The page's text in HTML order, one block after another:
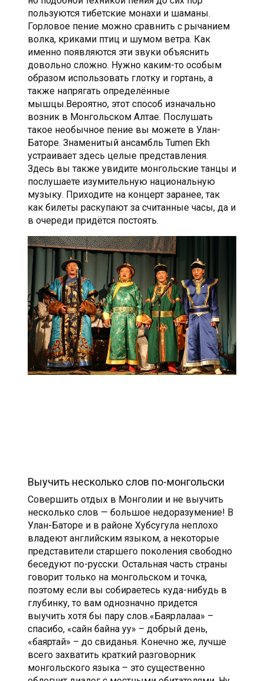
пользуются тибетские монахи и шаманы.
Горловое пение можно сравнить с рычанием
волка, криками птиц и шумом ветра. Как
именно появляются эти звуки объяснить
довольно сложно. Нужно каким-то особым
образом использовать глотку и гортань, а
также напрягать определённые
мышцы.Вероятно, этот способ изначально
возник в Монгольском Алтае. Послушать
такое необычное пение вы можете в Улан-
Баторе. Знаменитый ансамбль Tumen Ekh
устраивает здесь целые представления.
Здесь вы также увидите монгольские танцы и
послушаете изумительную национальную
музыку. Приходите на концерт заранее, так
как билеты раскупают за считанные часы, да и
в очереди придётся постоять.
Выучить несколько слов по-монгольски
Совершить отдых в Монголии и не выучить
несколько слов — большое недоразумение! В
Улан-Баторе и в районе Хубсугула неплохо
владеют английским языком, а некоторые
представители старшего поколения свободно
беседуют по-русски. Остальная часть страны
говорит только на монгольском и точка,
поэтому если вы собираетесь куда-нибудь в
глубинку, то вам однозначно придется
выучить хотя бы пару слов.«Баярлалаа» –
спасибо, «сайн байна уу» – добрый день,
«баяртай» – до свиданья. Конечно же, лучше
всего захватить краткий разговорник
монгольского языка – это существенно